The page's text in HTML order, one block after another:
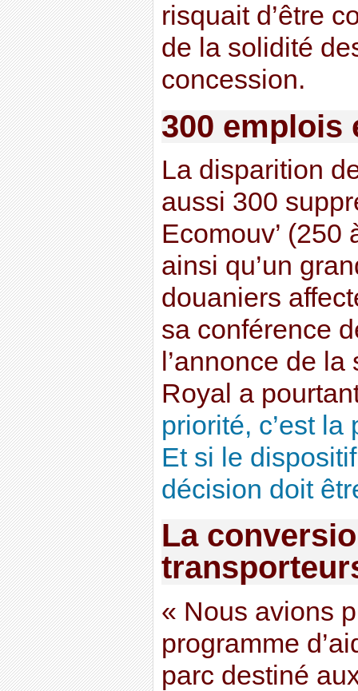
risquait d’être
de la solidité
concession.
300 emplois
La disparition
aussi 300
Ecomouv’ (250
ainsi qu’un
douaniers
sa conférence
l’annonce de
Royal a
priorité, c’est la
Et si le
décision doit
La
« Nous avions
programme
parc destiné